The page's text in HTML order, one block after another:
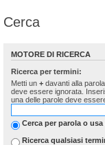
Cerca
MOTORE DI RICERCA
Ricerca per termini:
Metti un + davanti alla
deve essere ignorata.
una delle parole deve
Cerca per parola o
Ricerca qualsiasi